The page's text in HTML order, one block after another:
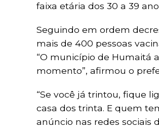
faixa etária dos 30 a 39
Seguindo em ordem
mais de 400 pessoas
“O município de Humaitá
momento”, afirmou o
“Se você já trintou, fique
casa dos trinta. E quem
anúncio nas redes sociais